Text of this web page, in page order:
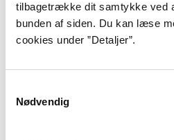
tilbagetrække dit samtykke ved
bunden af siden. Du kan læse
cookies under ”Detaljer”.
Nødvendig
Trine Bundsgaard er født og
boede de første fem år i
blev skilt. Derefter flyttede
vil i Bundsgaards tilfælde
bevidsthed – tiden kan man